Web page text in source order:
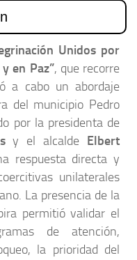
Unidos por
en Paz”, que recorre
a cabo un abordaje
del municipio Pedro
por la presidenta de
y el alcalde Elbert
respuesta directa y
unilaterales
La presencia de la
permitió validar el
de atención,
la prioridad del